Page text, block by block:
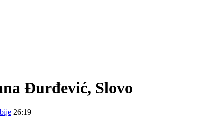
Đurđević, Slovo
26:19